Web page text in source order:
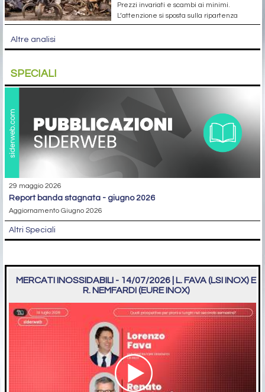
Prezzi invariati e scambi ai minimi.
L’attenzione si sposta sulla ripartenza
Altre analisi
SPECIALI
29 maggio 2026
report banda stagnata - giugno 2026
Aggiornamento Giugno 2026
Altri Speciali
MERCATI INOSSIDABILI - 14/07/2026 | L. FAVA (LSI INOX) E
R. NEMFARDI (EURE INOX)